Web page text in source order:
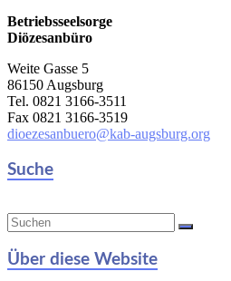
Betriebsseelsorge
Diözesanbüro
Weite Gasse 5
86150 Augsburg
Tel. 0821 3166-3511
Fax 0821 3166-3519
dioezesanbuero@kab-augsburg.org
Suche
Über diese Website